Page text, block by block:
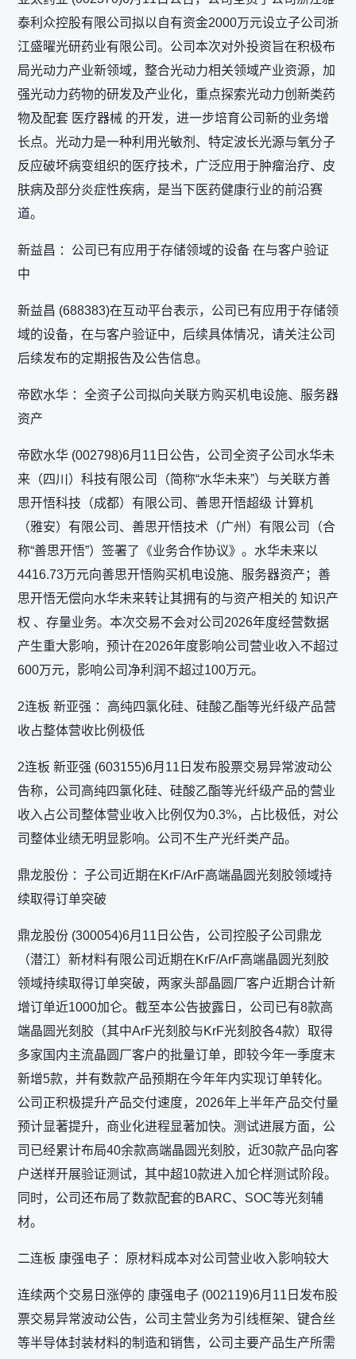
泰利众控股有限公司拟以自有资金2000万元设立子公司浙
江盛曜光研药业有限公司。公司本次对外投资旨在积极布
局光动力产业新领域，整合光动力相关领域产业资源，加
强光动力药物的研发及产业化，重点探索光动力创新类药
物及配套 医疗器械 的开发，进一步培育公司新的业务增
长点。光动力是一种利用光敏剂、特定波长光源与氧分子
反应破坏病变组织的医疗技术，广泛应用于肿瘤治疗、皮
肤病及部分炎症性疾病，是当下医药健康行业的前沿赛
道。
新益昌 ：公司已有应用于存储领域的设备 在与客户验证
中
新益昌 (688383)在互动平台表示，公司已有应用于存储领
域的设备，在与客户验证中，后续具体情况，请关注公司
后续发布的定期报告及公告信息。
帝欧水华 ：全资子公司拟向关联方购买机电设施、服务器
资产
帝欧水华 (002798)6月11日公告，公司全资子公司水华未
来（四川）科技有限公司（简称“水华未来”）与关联方善
思开悟科技（成都）有限公司、善思开悟超级 计算机
（雅安）有限公司、善思开悟技术（广州）有限公司（合
称“善思开悟”）签署了《业务合作协议》。水华未来以
4416.73万元向善思开悟购买机电设施、服务器资产；善
思开悟无偿向水华未来转让其拥有的与资产相关的 知识产
权 、存量业务。本次交易不会对公司2026年度经营数据
产生重大影响，预计在2026年度影响公司营业收入不超过
600万元，影响公司净利润不超过100万元。
2连板 新亚强 ：高纯四氯化硅、硅酸乙酯等光纤级产品营
收占整体营收比例极低
2连板 新亚强 (603155)6月11日发布股票交易异常波动公
告称，公司高纯四氯化硅、硅酸乙酯等光纤级产品的营业
收入占公司整体营业收入比例仅为0.3%，占比极低，对公
司整体业绩无明显影响。公司不生产光纤类产品。
鼎龙股份 ：子公司近期在KrF/ArF高端晶圆光刻胶领域持
续取得订单突破
鼎龙股份 (300054)6月11日公告，公司控股子公司鼎龙
（潜江）新材料有限公司近期在KrF/ArF高端晶圆光刻胶
领域持续取得订单突破，两家头部晶圆厂客户近期合计新
增订单近1000加仑。截至本公告披露日，公司已有8款高
端晶圆光刻胶（其中ArF光刻胶与KrF光刻胶各4款）取得
多家国内主流晶圆厂客户的批量订单，即较今年一季度末
新增5款，并有数款产品预期在今年年内实现订单转化。
公司正积极提升产品交付速度，2026年上半年产品交付量
预计显著提升，商业化进程显著加快。测试进展方面，公
司已经累计布局40余款高端晶圆光刻胶，近30款产品向客
户送样开展验证测试，其中超10款进入加仑样测试阶段。
同时，公司还布局了数款配套的BARC、SOC等光刻辅
材。
二连板 康强电子 ：原材料成本对公司营业收入影响较大
连续两个交易日涨停的 康强电子 (002119)6月11日发布股
票交易异常波动公告，公司主营业务为引线框架、键合丝
等半导体封装材料的制造和销售，公司主要产品生产所需